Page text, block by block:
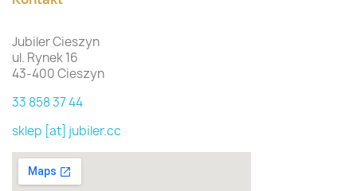
Jubiler Cieszyn
ul. Rynek 16
43-400 Cieszyn
33 858 37 44
sklep [at] jubiler.cc